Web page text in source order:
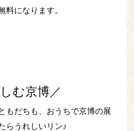
料になります。
む京博／
もだちも、おうちで京博の展
らうれしいリン♪